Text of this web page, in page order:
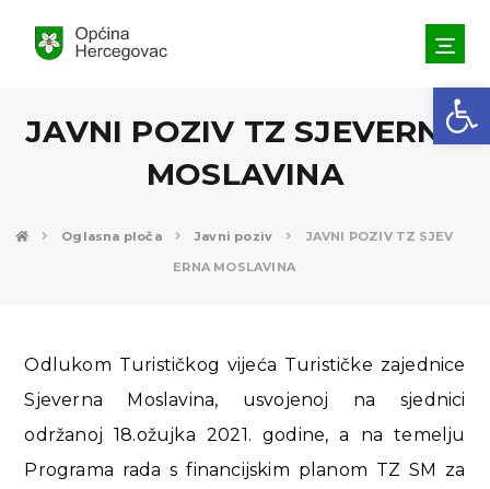
Open toolbar
JAVNI POZIV TZ SJEVERNA
MOSLAVINA
Oglasna ploča Javni poziv
JAVNI POZIV TZ SJEV
ERNA MOSLAVINA
Odlukom Turističkog vijeća Turističke zajednice
Sjeverna Moslavina, usvojenoj na sjednici
održanoj 18.ožujka 2021. godine, a na temelju
Programa rada s financijskim planom TZ SM za